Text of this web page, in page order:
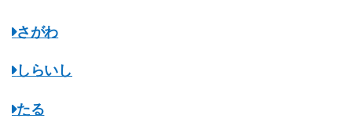
さがわ
しらいし
たる